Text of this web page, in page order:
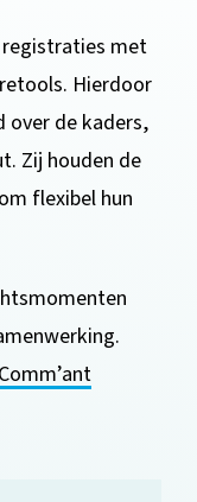
registraties met
Hierdoor
over de kaders,
Zij houden de
flexibel hun
Comm’ant